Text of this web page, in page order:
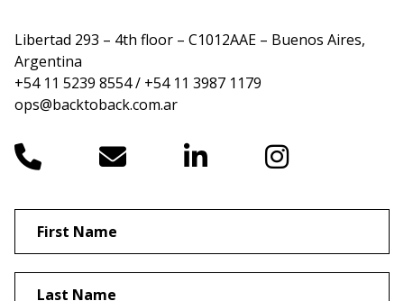
Libertad 293 – 4th floor – C1012AAE – Buenos Aires,
Argentina
+54 11 5239 8554 / +54 11 3987 1179
ops@backtoback.com.ar